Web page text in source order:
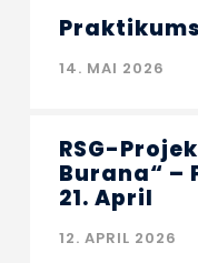
14. MAI 2026
RSG-
Burana“ –
21. April
12. APRIL 2026